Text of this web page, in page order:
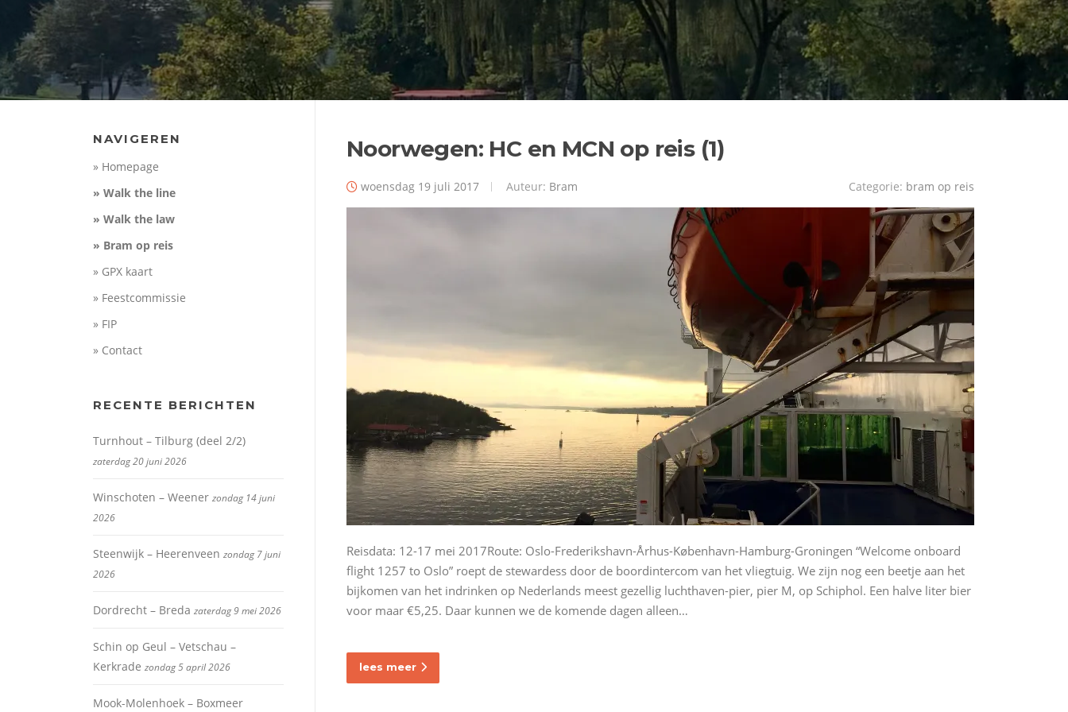
Noorwegen: HC en MCN op reis (1)
woensdag 19 juli 2017 Auteur: Bram Categorie: bram op reis
Reisdata: 12-17 mei 2017Route: Oslo-Frederikshavn-Århus-København-Hamburg-Groningen “Welcome onboard
flight 1257 to Oslo” roept de stewardess door de boordintercom van het vliegtuig. We zijn nog een beetje aan het
bijkomen van het indrinken op Nederlands meest gezellig luchthaven-pier, pier M, op Schiphol. Een halve liter bier
voor maar €5,25. Daar kunnen we de komende dagen alleen…
lees meer
NAVIGEREN
» Homepage
» Walk the line
» Walk the law
» Bram op reis
» GPX kaart
» Feestcommissie
» FIP
» Contact
RECENTE BERICHTEN
Turnhout – Tilburg (deel 2/2)
zaterdag 20 juni 2026
Winschoten – Weener zondag 14 juni
2026
Steenwijk – Heerenveen zondag 7 juni
2026
Dordrecht – Breda zaterdag 9 mei 2026
Schin op Geul – Vetschau –
Kerkrade zondag 5 april 2026
Mook-Molenhoek – Boxmeer